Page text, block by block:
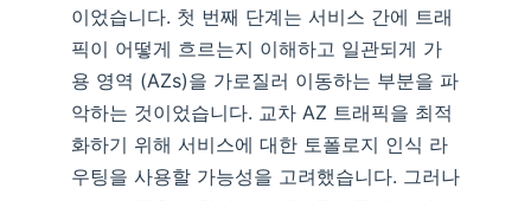
이었습니다. 첫 번째 단계는 서비스 간에 트래
픽이 어떻게 흐르는지 이해하고 일관되게 가
용 영역 (AZs)을 가로질러 이동하는 부분을 파
악하는 것이었습니다. 교차 AZ 트래픽을 최적
화하기 위해 서비스에 대한 토폴로지 인식 라
우팅을 사용할 가능성을 고려했습니다. 그러나